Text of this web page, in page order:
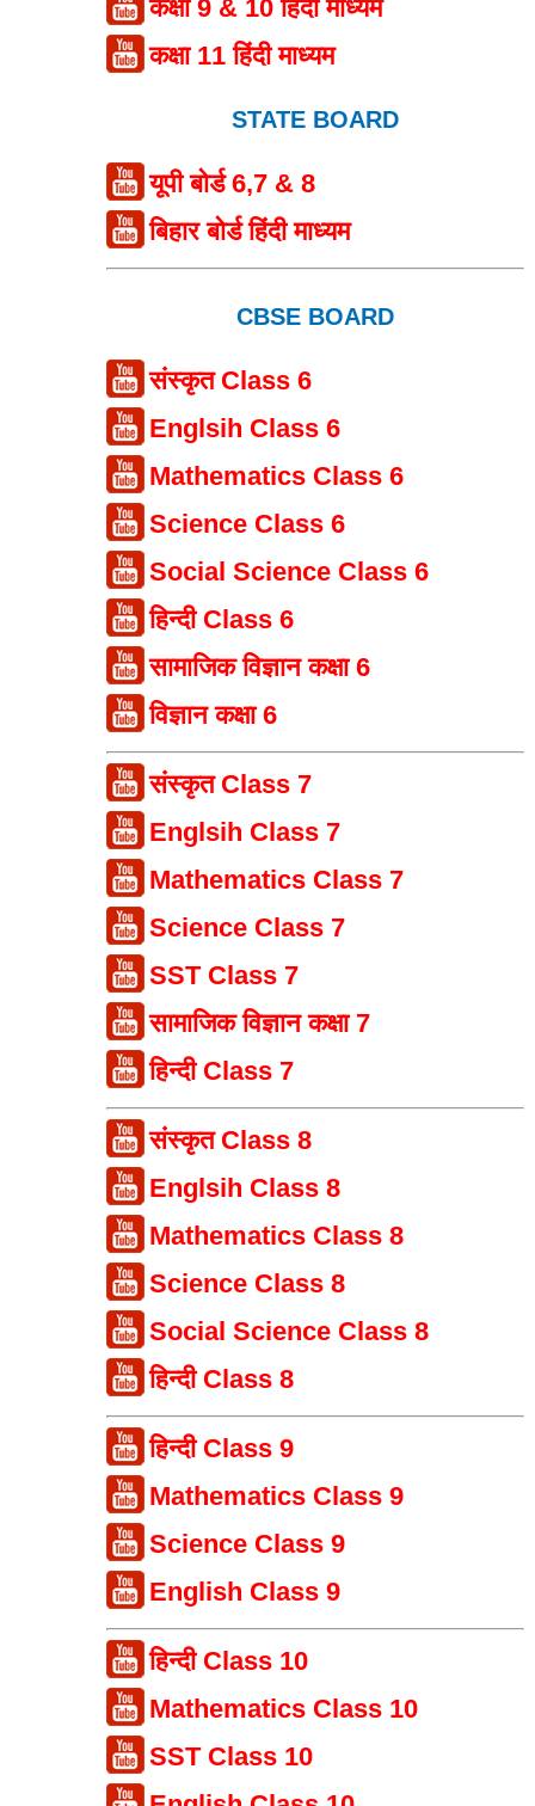
कक्षा 9 & 10 हिंदी माध्यम
कक्षा 11 हिंदी माध्यम
STATE BOARD
यूपी बोर्ड 6,7 & 8
बिहार बोर्ड हिंदी माध्यम
CBSE BOARD
संस्कृत Class 6
Englsih Class 6
Mathematics Class 6
Science Class 6
Social Science Class 6
हिन्दी Class 6
सामाजिक विज्ञान कक्षा 6
विज्ञान कक्षा 6
संस्कृत Class 7
Englsih Class 7
Mathematics Class 7
Science Class 7
SST Class 7
सामाजिक विज्ञान कक्षा 7
हिन्दी Class 7
संस्कृत Class 8
Englsih Class 8
Mathematics Class 8
Science Class 8
Social Science Class 8
हिन्दी Class 8
हिन्दी Class 9
Mathematics Class 9
Science Class 9
English Class 9
हिन्दी Class 10
Mathematics Class 10
SST Class 10